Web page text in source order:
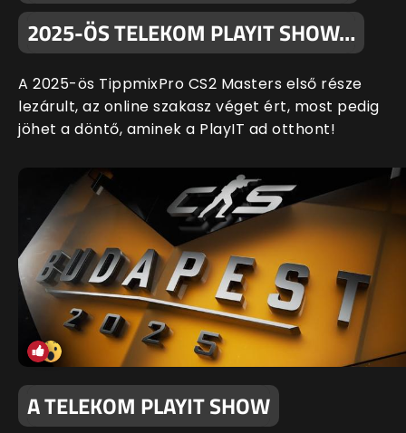
2025-ÖS TELEKOM PLAYIT SHOW…
A 2025-ös TippmixPro CS2 Masters első része
lezárult, az online szakasz véget ért, most pedig
jöhet a döntő, aminek a PlayIT ad otthont!
A TELEKOM PLAYIT SHOW